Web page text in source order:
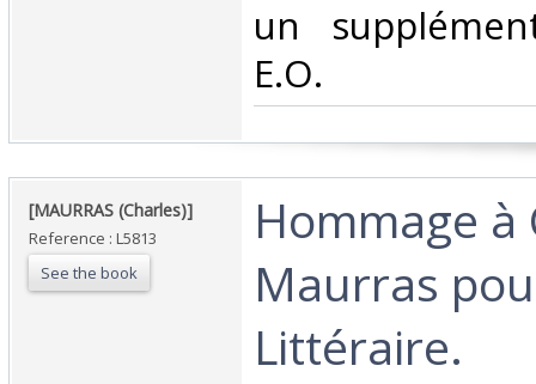
un
E.O.‎
‎[MAURRAS (Charles)]‎
Reference : L5813
See the book
‎Hommage à
Maurras
Littéraire.‎